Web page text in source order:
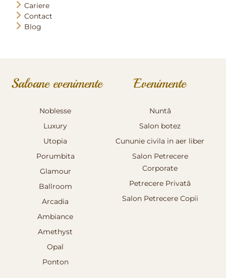
Cariere
Contact
Blog
Saloane evenimente
Noblesse
Luxury
Utopia
Porumbita
Glamour
Ballroom
Arcadia
Ambiance
Amethyst
Opal
Ponton
Evenimente
Nuntă
Salon botez
Cununie civila in aer liber
Salon Petrecere
Corporate
Petrecere Privată
Salon Petrecere Copii